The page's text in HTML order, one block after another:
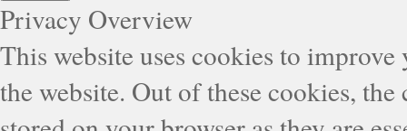
Privacy Overview
This website uses cookies to
the website. Out of these cookies,